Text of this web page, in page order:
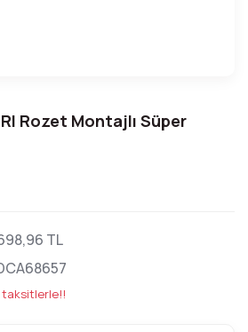
Rozet Montajlı Süper
TL
taksitlerle!!